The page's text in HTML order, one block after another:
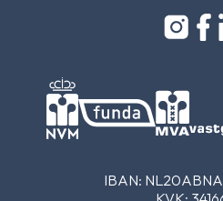
IBAN: